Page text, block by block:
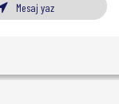
Mesaj yaz